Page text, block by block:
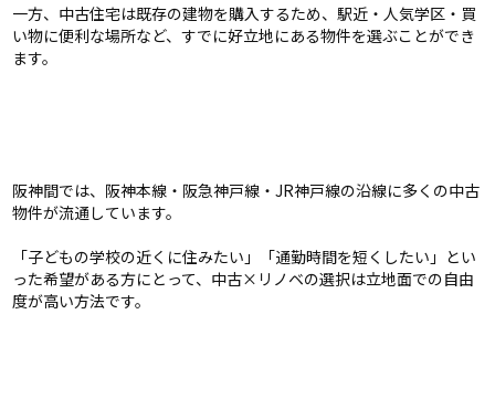
一方、中古住宅は既存の建物を購入するため、駅近・人気学区・買
い物に便利な場所など、すでに好立地にある物件を選ぶことができ
ます。
阪神間では、阪神本線・阪急神戸線・JR神戸線の沿線に多くの中古
物件が流通しています。
「子どもの学校の近くに住みたい」「通勤時間を短くしたい」とい
った希望がある方にとって、中古×リノベの選択は立地面での自由
度が高い方法です。